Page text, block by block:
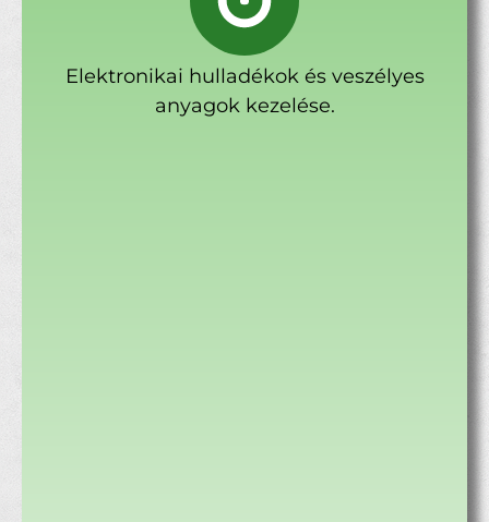
Elektronikai hulladékok és veszélyes
anyagok kezelése.